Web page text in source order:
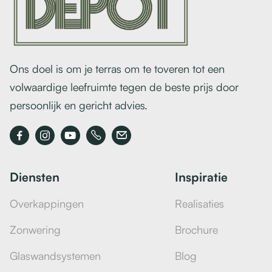
Ons doel is om je terras om te toveren tot een
volwaardige leefruimte tegen de beste prijs door
persoonlijk en gericht advies.
  
Diensten
Overkappingen
Zonwering
Glaswandsystemen
Inspiratie
Realisaties
Brochure
Blog